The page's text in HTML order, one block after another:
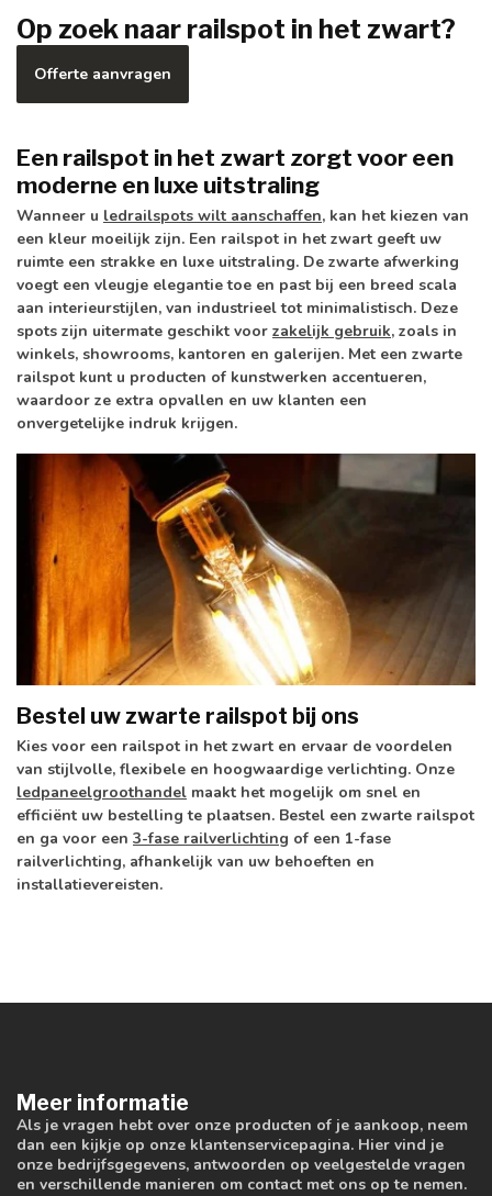
Op zoek naar railspot in het zwart?
Offerte aanvragen
Een railspot in het zwart zorgt voor een
moderne en luxe uitstraling
Wanneer u ledrailspots wilt aanschaffen, kan het kiezen van
een kleur moeilijk zijn. Een railspot in het zwart geeft uw
ruimte een strakke en luxe uitstraling. De zwarte afwerking
voegt een vleugje elegantie toe en past bij een breed scala
aan interieurstijlen, van industrieel tot minimalistisch. Deze
spots zijn uitermate geschikt voor zakelijk gebruik, zoals in
winkels, showrooms, kantoren en galerijen. Met een zwarte
railspot kunt u producten of kunstwerken accentueren,
waardoor ze extra opvallen en uw klanten een
onvergetelijke indruk krijgen.
Bestel uw zwarte railspot bij ons
Kies voor een railspot in het zwart en ervaar de voordelen
van stijlvolle, flexibele en hoogwaardige verlichting. Onze
ledpaneelgroothandel maakt het mogelijk om snel en
efficiënt uw bestelling te plaatsen. Bestel een zwarte railspot
en ga voor een 3-fase railverlichting of een 1-fase
railverlichting, afhankelijk van uw behoeften en
installatievereisten.
Meer informatie
Als je vragen hebt over onze producten of je aankoop, neem
dan een kijkje op onze klantenservicepagina. Hier vind je
onze bedrijfsgegevens, antwoorden op veelgestelde vragen
en verschillende manieren om contact met ons op te nemen.